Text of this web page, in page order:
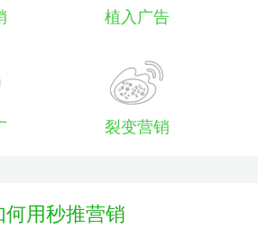
植入广告
裂变营销
何用秒推营销